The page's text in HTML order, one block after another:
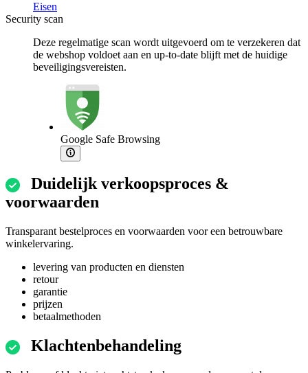
Eisen
Security scan
Deze regelmatige scan wordt uitgevoerd om te verzekeren dat
de webshop voldoet aan en up-to-date blijft met de huidige
beveiligingsvereisten.
Google Safe Browsing
Duidelijk verkoopsproces &
voorwaarden
Transparant bestelproces en voorwaarden voor een betrouwbare
winkelervaring.
levering van producten en diensten
retour
garantie
prijzen
betaalmethoden
Klachtenbehandeling